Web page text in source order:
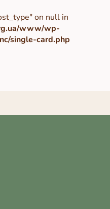
on null in
www/wp-
single-card.php